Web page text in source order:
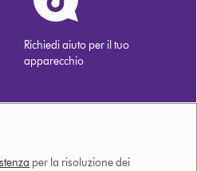
Richiedi aiuto per il tuo
apparecchio
per la risoluzione dei